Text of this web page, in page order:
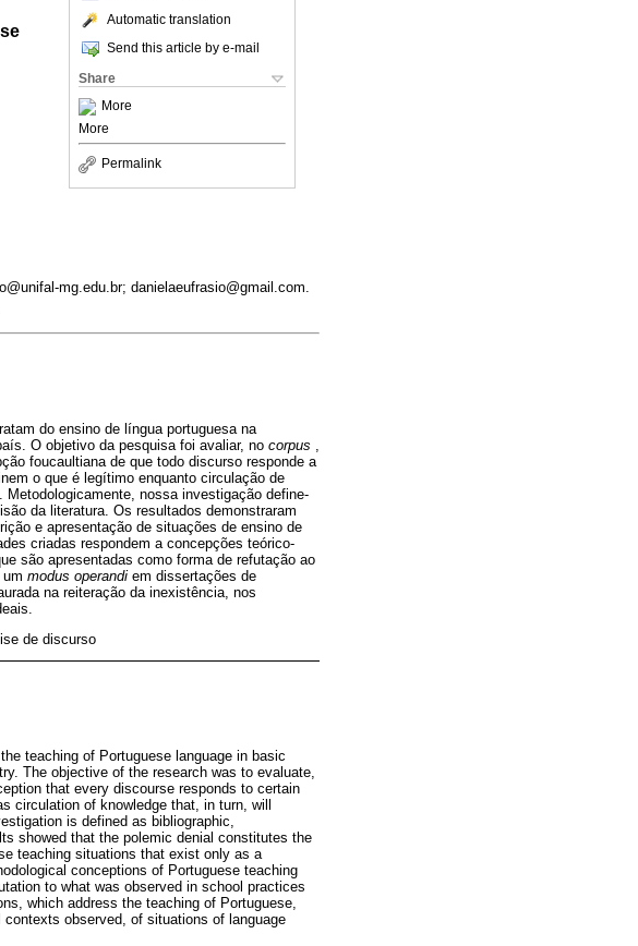
Automatic translation
Send this article by e-mail
Share
More
More
Permalink
mg.edu.br; danielaeufrasio@gmail.com.
do ensino de língua portuguesa na
O objetivo da pesquisa foi avaliar, no corpus
foucaultiana de que todo discurso responde a
o que é legítimo enquanto circulação de
nossa investigação define-
da literatura. Os resultados demonstraram
e apresentação de situações de ensino de
criadas respondem a concepções teórico-
são apresentadas como forma de refutação ao
modus operandi em dissertações de
na reiteração da inexistência, nos
de discurso
teaching of Portuguese language in basic
The objective of the research was to evaluate,
that every discourse responds to certain
circulation of knowledge that, in turn, will
is defined as bibliographic,
showed that the polemic denial constitutes the
teaching situations that exist only as a
conceptions of Portuguese teaching
to what was observed in school practices
which address the teaching of Portuguese,
observed, of situations of language